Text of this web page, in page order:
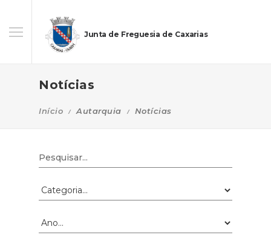
Junta de Freguesia de Caxarias
Notícias
Início Autarquia Notícias